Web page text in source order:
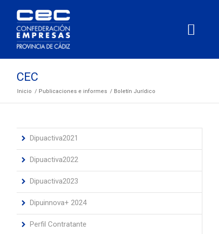
CEC
Inicio / Publicaciones e informes / Boletín Jurídico
Dipuactiva2021
Dipuactiva2022
Dipuactiva2023
Dipuinnova+ 2024
Perfil Contratante